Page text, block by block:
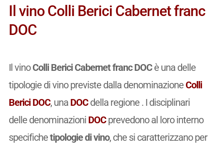
Il vino Colli Berici Cabernet franc
DOC
Il vinoColli Berici Cabernet franc DOCè una delle
tipologie di vino previste dalla denominazioneColli
Berici DOC, una DOCdella regione . I disciplinari
delle denominazioni DOCprevedono al loro interno
specifichetipologie di vino, che si caratterizzano per